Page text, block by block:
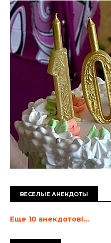
ВЕСЕЛЫЕ АНЕКДОТЫ
Еще 10 анекдотов!...